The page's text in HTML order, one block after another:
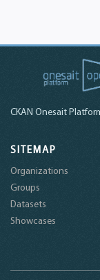
CKAN Onesait
SITEMAP
Organizations
Groups
Datasets
Showcases